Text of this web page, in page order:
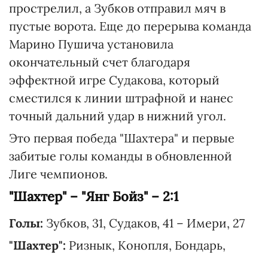
прострелил, а Зубков отправил мяч в
пустые ворота. Еще до перерыва команда
Марино Пушича установила
окончательный счет благодаря
эффектной игре Судакова, который
сместился к линии штрафной и нанес
точный дальний удар в нижний угол.
Это первая победа "Шахтера" и первые
забитые голы команды в обновленной
Лиге чемпионов.
"Шахтер" – "Янг Бойз" – 2:1
Голы: Зубков, 31, Судаков, 41 – Имери, 27
"Шахтер": Ризнык, Конопля, Бондарь,